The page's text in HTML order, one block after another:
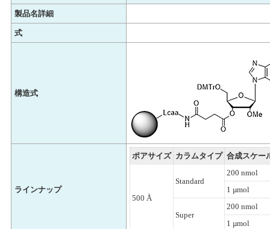
製品名詳細
式
構造式
ラインナップ
ポアサイズ カラムタイプ 合成スケー
500 Å
Standard
200 nmol
1 µmol
Super
200 nmol
1 µmol